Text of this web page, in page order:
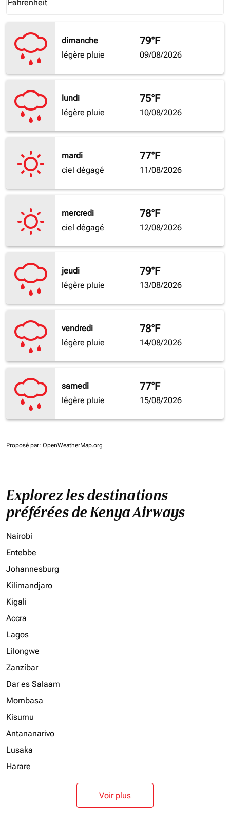
Fahrenheit
keyboard_arrow_down
dimanche
légère pluie
79°F
09/08/2026
lundi
légère pluie
75°F
10/08/2026
mardi
ciel dégagé
77°F
11/08/2026
mercredi
ciel dégagé
78°F
12/08/2026
jeudi
légère pluie
79°F
13/08/2026
vendredi
légère pluie
78°F
14/08/2026
samedi
légère pluie
77°F
15/08/2026
Proposé par: OpenWeatherMap.org
Explorez les destinations
préférées de Kenya Airways
Nairobi
Entebbe
Johannesburg
Kilimandjaro
Kigali
Accra
Lagos
Lilongwe
Zanzíbar
Dar es Salaam
Mombasa
Kisumu
Antananarivo
Lusaka
Harare
Voir plus